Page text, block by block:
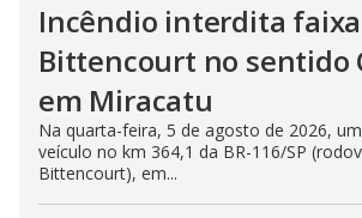
Incêndio interdita faixa
Bittencourt no sentido
em Miracatu
Na quarta-feira, 5 de agosto de 2026,
veículo no km 364,1 da BR-116/SP
Bittencourt), em...